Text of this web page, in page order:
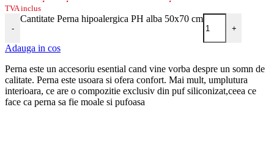
TVA inclus
-
Cantitate Perna hipoalergica PH alba 50x70 cm
+
Adauga in cos
Perna este un accesoriu esential cand vine vorba despre un somn de
calitate. Perna este usoara si ofera confort. Mai mult, umplutura
interioara, ce are o compozitie exclusiv din puf siliconizat,ceea ce
face ca perna sa fie moale si pufoasa